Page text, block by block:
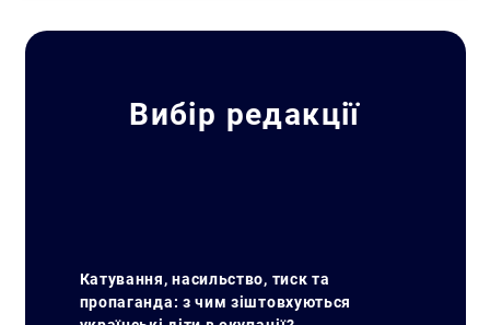
Вибір редакції
Катування, насильство, тиск та
пропаганда: з чим зіштовхуються